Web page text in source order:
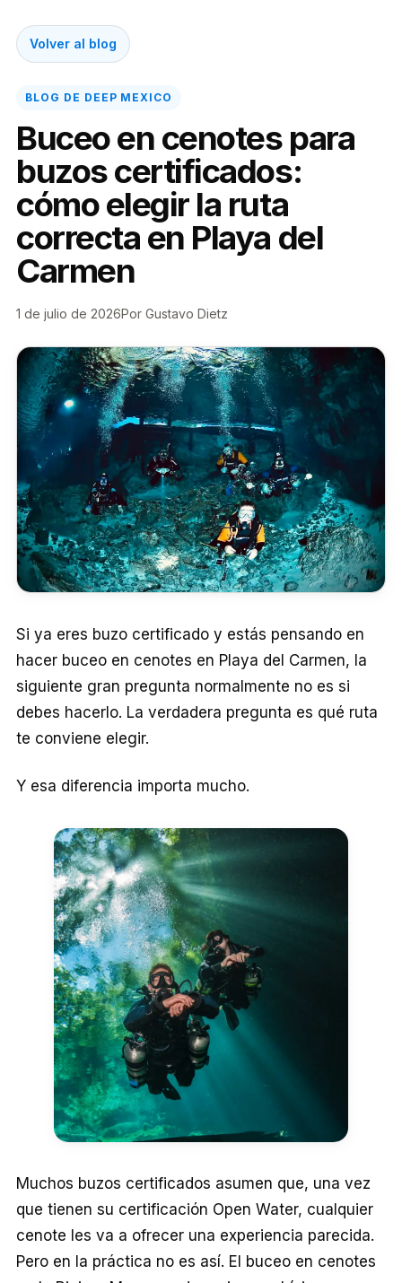
Volver al blog
BLOG DE DEEP MEXICO
Buceo en cenotes para
buzos certificados:
cómo elegir la ruta
correcta en Playa del
Carmen
1 de julio de 2026Por Gustavo Dietz
Si ya eres buzo certificado y estás pensando en
hacer buceo en cenotes en Playa del Carmen, la
siguiente gran pregunta normalmente no es si
debes hacerlo. La verdadera pregunta es qué ruta
te conviene elegir.
Y esa diferencia importa mucho.
Muchos buzos certificados asumen que, una vez
que tienen su certificación Open Water, cualquier
cenote les va a ofrecer una experiencia parecida.
Pero en la práctica no es así. El buceo en cenotes